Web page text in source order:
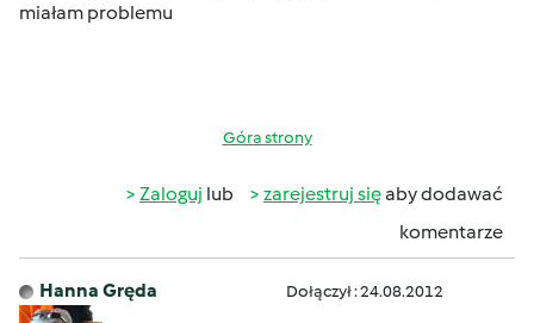
miałam problemu
Góra strony
Zaloguj lub zarejestruj sięaby dodawać
komentarze
Hanna Gręda Dołączył : 24.08.2012